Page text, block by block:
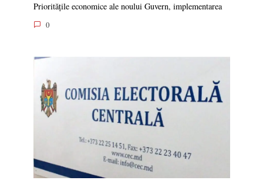
Prioritățile economice ale noului Guvern, implementarea
0